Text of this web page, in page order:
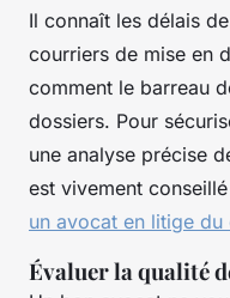
Il connaît les délais
courriers de mise en
comment le barreau
dossiers. Pour
une analyse précise
est vivement
un avocat en litige
Évaluer la qualité